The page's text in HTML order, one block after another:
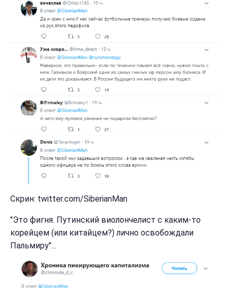
Скрин: twitter.com/SiberianMan
"Это фигня. Путинский виолончелист с каким-то
корейцем (или китайцем?) лично освобождали
Пальмиру"...